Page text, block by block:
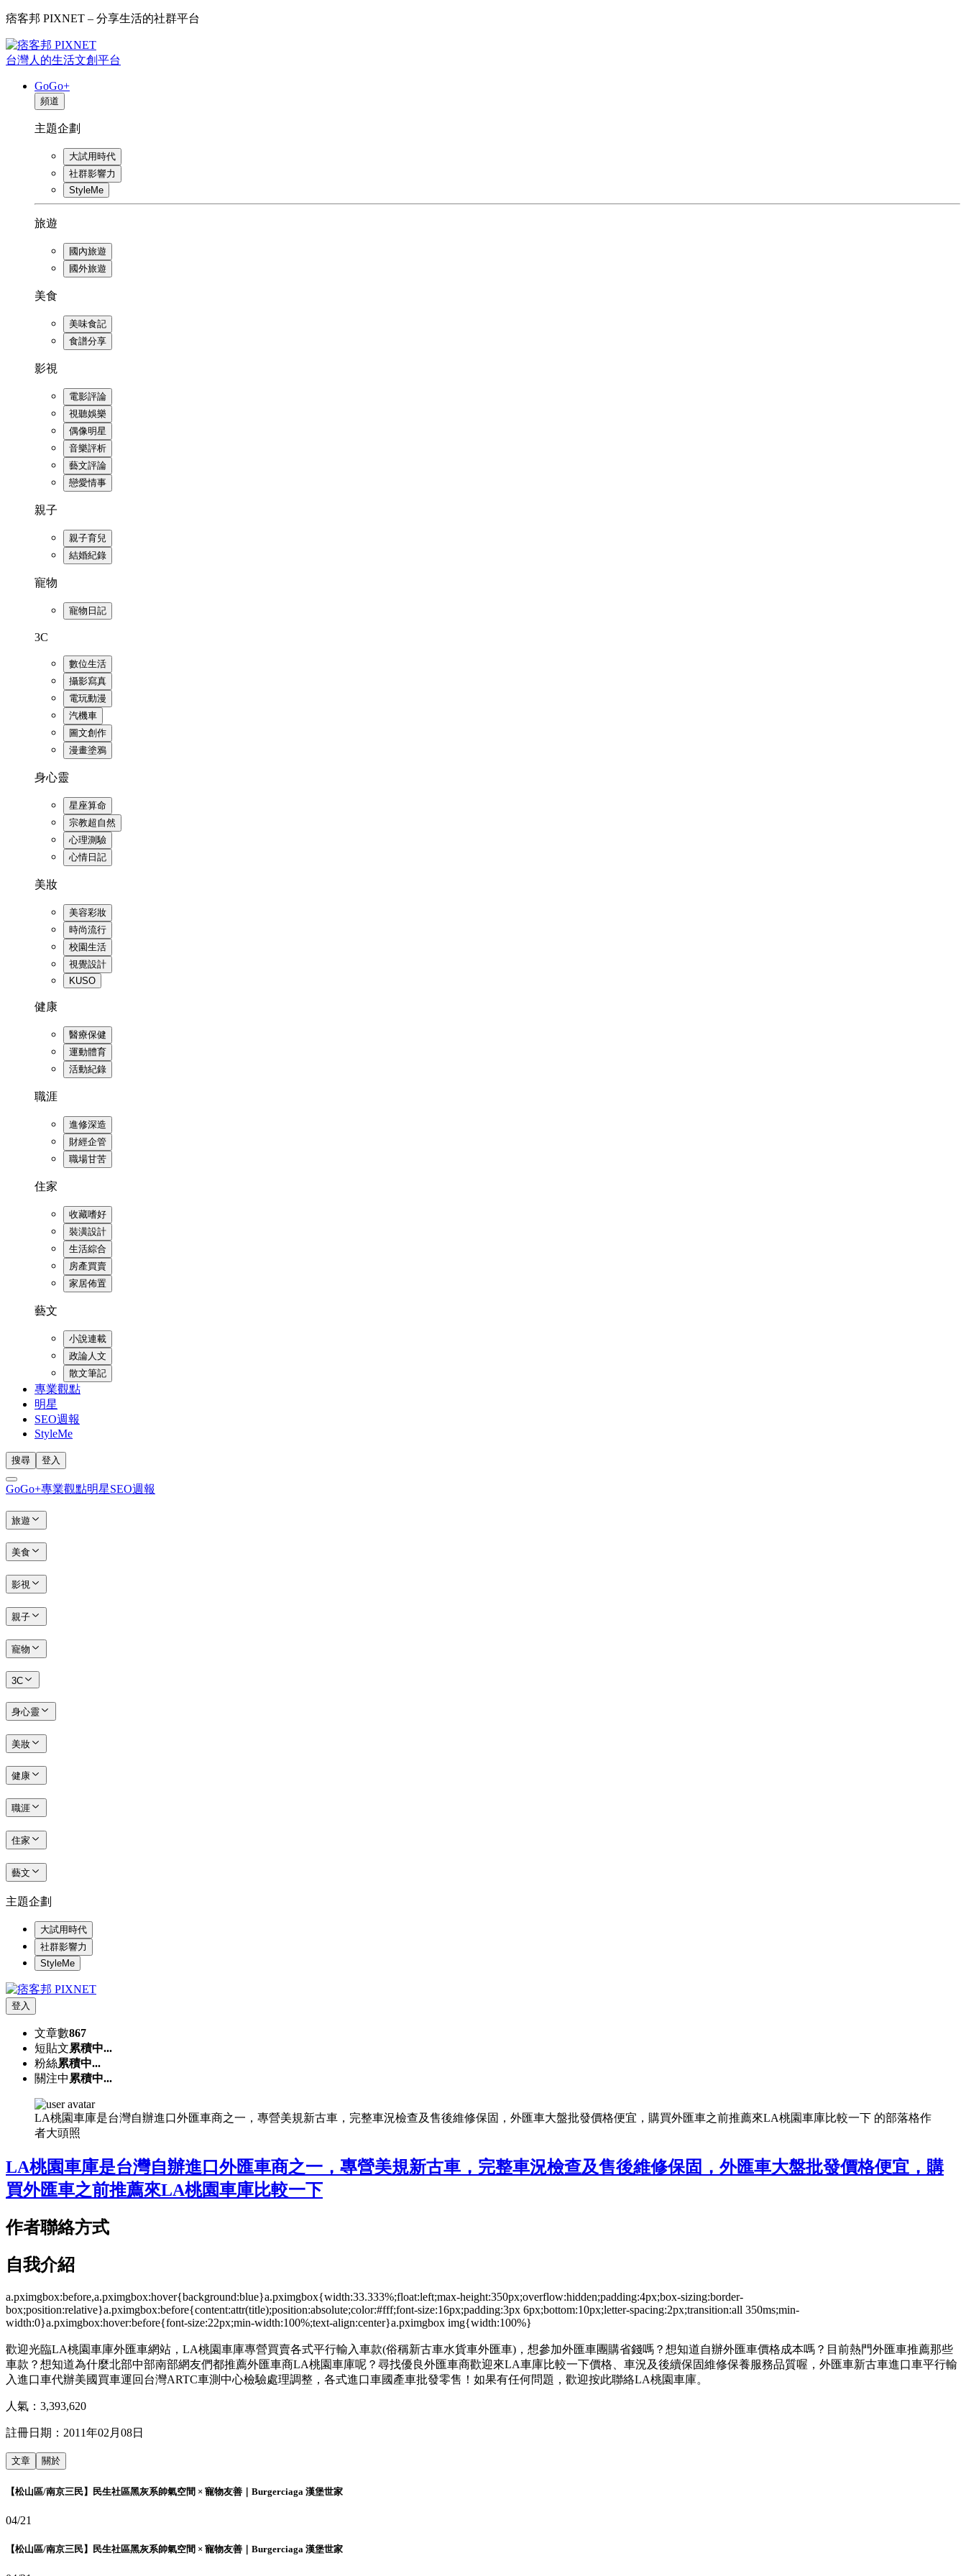
痞客邦 PIXNET – 分享生活的社群平台
台灣人的生活文創平台
GoGo+
頻道
主題企劃
大試用時代
社群影響力
StyleMe
旅遊
國內旅遊
國外旅遊
美食
美味食記
食譜分享
影視
電影評論
視聽娛樂
偶像明星
音樂評析
藝文評論
戀愛情事
親子
親子育兒
結婚紀錄
寵物
寵物日記
3C
數位生活
攝影寫真
電玩動漫
汽機車
圖文創作
漫畫塗鴉
身心靈
星座算命
宗教超自然
心理測驗
心情日記
美妝
美容彩妝
時尚流行
校園生活
視覺設計
KUSO
健康
醫療保健
運動體育
活動紀錄
職涯
進修深造
財經企管
職場甘苦
住家
收藏嗜好
裝潢設計
生活綜合
房產買賣
家居佈置
藝文
小說連載
政論人文
散文筆記
專業觀點
明星
SEO週報
StyleMe
搜尋 登入
GoGo+專業觀點明星SEO週報
旅遊
美食
影視
親子
寵物
3C
身心靈
美妝
健康
職涯
住家
藝文
主題企劃
大試用時代
社群影響力
StyleMe
登入
文章數867
短貼文累積中...
粉絲累積中...
關注中 累積中...
LA桃園車庫是台灣自辦進口外匯車商之一，專營美規新古車，完整車況檢查及售後維修保固，外匯車大盤批發價格便宜，購買外匯車之前推薦來LA桃園車庫比較一下 的部落格作
者大頭照
LA桃園車庫是台灣自辦進口外匯車商之一，專營美規新古車，完整車況檢查及售後維修保固，外匯車大盤批發價格便宜，購
買外匯車之前推薦來LA桃園車庫比較一下
作者聯絡方式
自我介紹
a.pximgbox:before,a.pximgbox:hover{background:blue}a.pximgbox{width:33.333%;float:left;max-height:350px;overflow:hidden;padding:4px;box-sizing:border-
box;position:relative}a.pximgbox:before{content:attr(title);position:absolute;color:#fff;font-size:16px;padding:3px 6px;bottom:10px;letter-spacing:2px;transition:all 350ms;min-
width:0}a.pximgbox:hover:before{font-size:22px;min-width:100%;text-align:center}a.pximgbox img{width:100%}
歡迎光臨LA桃園車庫外匯車網站，LA桃園車庫專營買賣各式平行輸入車款(俗稱新古車水貨車外匯車)，想參加外匯車團購省錢嗎？想知道自辦外匯車價格成本嗎？目前熱門外匯車推薦那些
車款？想知道為什麼北部中部南部網友們都推薦外匯車商LA桃園車庫呢？尋找優良外匯車商歡迎來LA車庫比較一下價格、車況及後續保固維修保養服務品質喔，外匯車新古車進口車平行輸
入進口車代辦美國買車運回台灣ARTC車測中心檢驗處理調整，各式進口車國產車批發零售！如果有任何問題，歡迎按此聯絡LA桃園車庫。
人氣： 3,393,620
註冊日期： 2011年02月08日
文章 關於
【松山區/南京三民】民生社區黑灰系帥氣空間 × 寵物友善｜Burgerciaga 漢堡世家
04/21
【松山區/南京三民】民生社區黑灰系帥氣空間 × 寵物友善｜Burgerciaga 漢堡世家